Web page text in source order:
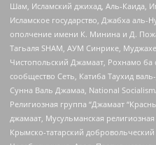
Шам, Исламский джихад, Аль-Каида,
Исламское государство, Джабха
ополчение имени К. Минина и Д.
Тагьаля SHAM, АУМ Синрике,
Чистопольский Джамаат, Рохнамо ба
сообщество Сеть, Катиба Таухид
Сунна Валь Джамаа, National
Религиозная группа “Джамаат
джамаат, Мусульманская
Крымско-татарский